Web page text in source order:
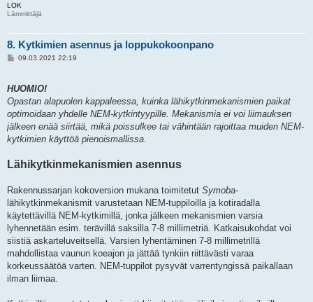
LOK
Lämmittäjä
8. Kytkimien asennus ja loppukokoonpano
V
t
i
09.03.2021 22:19
HUOMIO!
Opastan alapuolen kappaleessa, kuinka lähikytkinmekanismien paikat
optimoidaan yhdelle NEM-kytkintyypille. Mekanismia ei voi liimauksen
jälkeen enää siirtää, mikä poissulkee tai vähintään rajoittaa muiden NEM-
kytkimien käyttöä pienoismallissa.
Lähikytkinmekanismien asennus
Rakennussarjan kokoversion mukana toimitetut Symoba-
lähikytkinmekanismit varustetaan NEM-tuppiloilla ja kotiradalla
käytettävillä NEM-kytkimillä, jonka jälkeen mekanismien varsia
lyhennetään esim. terävillä saksilla 7-8 millimetriä. Katkaisukohdat voi
siistiä askarteluveitsellä. Varsien lyhentäminen 7-8 millimetrillä
mahdollistaa vaunun koeajon ja jättää tynkiin riittävästi varaa
korkeussäätöä varten. NEM-tuppilot pysyvät varrentyngissä paikallaan
ilman liimaa.